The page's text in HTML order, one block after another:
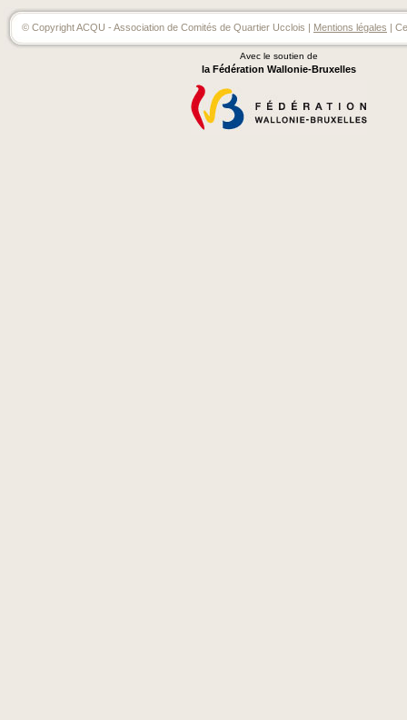
© Copyright ACQU - Association de Comités de Quartier Ucclois | Mentions légales |
Avec le soutien de
la Fédération Wallonie-Bruxelles